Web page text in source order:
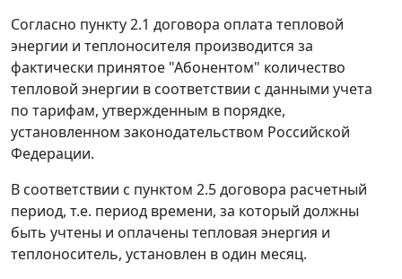
Согласно пункту 2.1 договора оплата тепловой
энергии и теплоносителя производится за
фактически принятое "Абонентом" количество
тепловой энергии в соответствии с данными учета
по тарифам, утвержденным в порядке,
установленном законодательством Российской
Федерации.
В соответствии с пунктом 2.5 договора расчетный
период, т.е. период времени, за который должны
быть учтены и оплачены тепловая энергия и
теплоноситель, установлен в один месяц.